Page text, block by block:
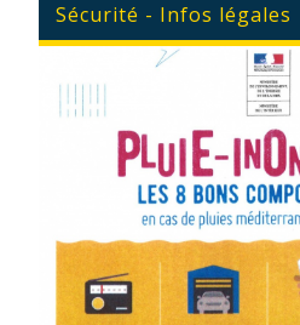
Sécurité - Infos légales